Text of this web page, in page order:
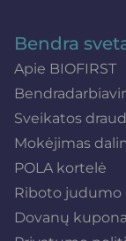
Bendra
Apie BIOFIRST
Sveikatos
Mokėjimas
POLA kortelė
Riboto judumo
Dovanų